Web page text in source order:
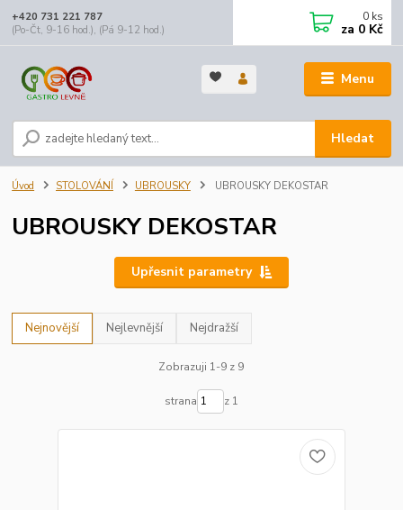
Menu
Hledat
+420 731 221 787
(Po-Čt, 9-16 hod.), (Pá 9-12 hod.)
0 ks
za 0 Kč
Úvod STOLOVÁNÍ UBROUSKY UBROUSKY DEKOSTAR
UBROUSKY DEKOSTAR
Upřesnit parametry
Nejnovější Nejlevnější Nejdražší
Zobrazuji 1-9 z 9
strana z 1